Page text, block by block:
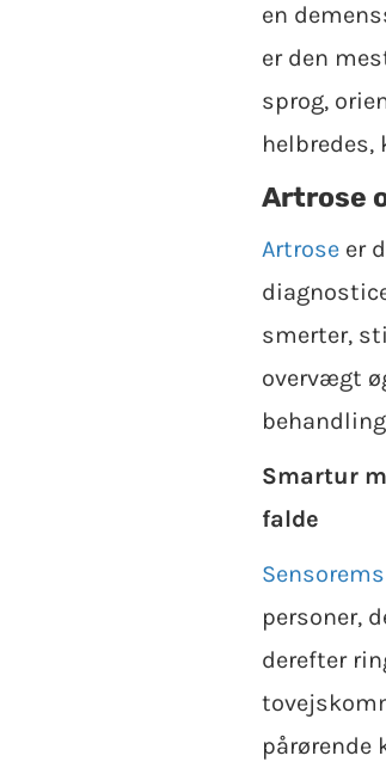
en
er den
sprog,
Artrose
Artrose er
smerter,
overvægt
Smartur
falde
personer,
derefter
pårørende